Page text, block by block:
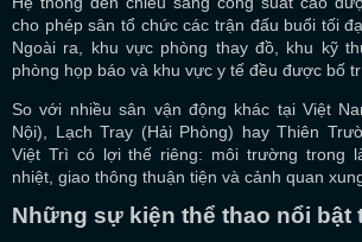
cho phép sân tổ chức các trận đấu buổi tối
Ngoài ra, khu vực phòng thay đồ, khu kỹ
phòng họp báo và khu vực y tế đều được bố
So với nhiều sân vận động khác tại Việt
Nội), Lạch Tray (Hải Phòng) hay Thiên
Việt Trì có lợi thế riêng: môi trường trong
nhiệt, giao thông thuận tiện và cảnh quan
Những sự kiện thể thao nổi bật